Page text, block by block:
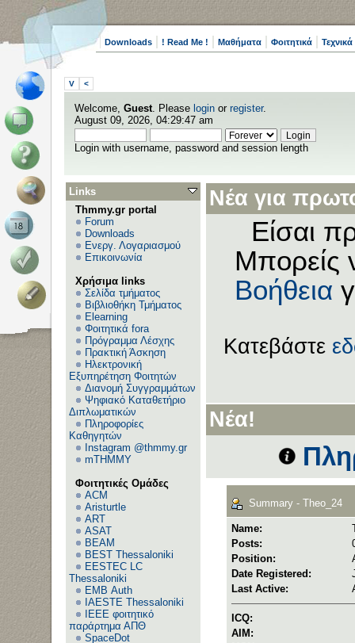
Downloads ! Read Me ! Μαθήματα Φοιτητικά
V <
Welcome, Guest. Please login or register.
August 09, 2026, 04:29:47 am
Login with username, password and session length
Links
Thmmy.gr portal
Forum
Downloads
Ενεργ. Λογαριασμού
Επικοινωνία
Χρήσιμα links
Σελίδα τμήματος
Βιβλιοθήκη Τμήματος
Elearning
Φοιτητικά fora
Πρόγραμμα Λέσχης
Πρακτική Άσκηση
Ηλεκτρονική
Εξυπηρέτηση Φοιτητών
Διανομή Συγγραμμάτων
Ψηφιακό Καταθετήριο
Διπλωματικών
Πληροφορίες
Καθηγητών
Instagram @thmmy.gr
mTHMMY
Φοιτητικές Ομάδες
ACM
Aristurtle
ART
ASAT
BEAM
BEST Thessaloniki
EESTEC LC
Thessaloniki
EΜΒ Auth
IAESTE Thessaloniki
IEEE φοιτητικό
παράρτημα ΑΠΘ
SpaceDot
Νέα για
Είσαι
Μπορείς
Βοήθεια
Κατεβάστε
Νέα!
Summary - Theo_24
Name:
Posts:
Position:
Date Registered:
Last Active:
ICQ:
AIM: